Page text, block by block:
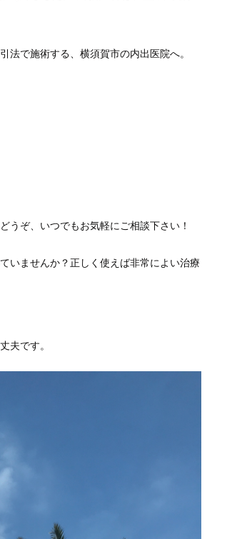
法で施術する、横須賀市の内出医院へ。
うぞ、いつでもお気軽にご相談下さい！
いませんか？正しく使えば非常によい治療
夫です。